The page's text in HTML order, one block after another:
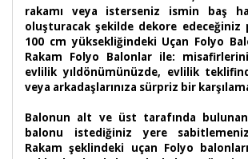
rakamı veya isterseniz ismin baş
oluşturacak şekilde dekore edeceğiniz
100 cm yüksekliğindeki Uçan Folyo
Rakam Folyo Balonlar ile:
evlilik yıldönümünüzde, evlilik
veya arkadaşlarınıza sürpriz bir
Balonun alt ve üst tarafında
balonu istediğiniz yere
Rakam şeklindeki uçan Folyo